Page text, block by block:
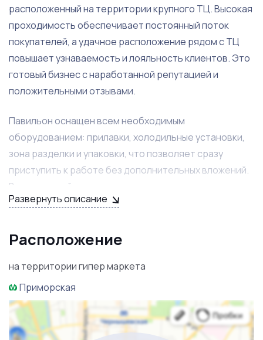
расположенный на территории крупного ТЦ. Высокая
проходимость обеспечивает постоянный поток
покупателей, а удачное расположение рядом с ТЦ
повышает узнаваемость и лояльность клиентов. Это
готовый бизнес с наработанной репутацией и
положительными отзывами.
Павильон оснащен всем необходимым
оборудованием: прилавки, холодильные установки,
зона разделки и упаковки, что позволяет сразу
приступить к работе без дополнительных вложений.
В наличии действующие договоры с проверенными
поставщиками мяса, налаженная система учёта и
для продолжения работы, так и для
Расположение на территории ТЦ гарантирует не
только стабильный спрос, но и минимальные риски
простоя. Покупатель получает не просто торговую
точку, а прибыльный актив в сфере продуктовой
Развернуть описание
Расположение
на территории гипер маркета
Приморская